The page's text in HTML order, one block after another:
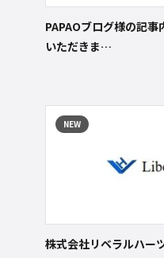
PAPAOブログ様の記
いただきま…
NEW
株式会社リベラルハー